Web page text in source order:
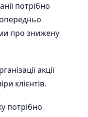
потрібно
про знижену
акції
клієнтів.
потрібно